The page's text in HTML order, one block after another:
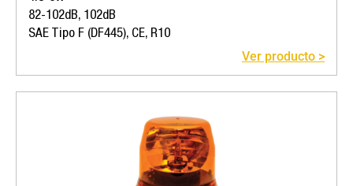
82-102dB, 102dB
SAE Tipo F (DF445), CE, R10
Ver producto >